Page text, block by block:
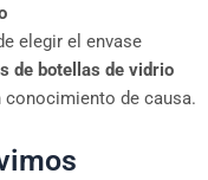
elegir el envase
de botellas de vidrio
conocimiento de causa.